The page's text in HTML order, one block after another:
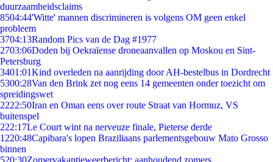
duurzaamheidsclaims
8504:44'Witte' mannen discrimineren is volgens OM geen enkel
probleem
3704:13Random Pics van de Dag #1977
2703:06Doden bij Oekraïense droneaanvallen op Moskou en Sint-
Petersburg
3401:01Kind overleden na aanrijding door AH-bestelbus in Dordrecht
5300:28Van den Brink zet nog eens 14 gemeenten onder toezicht om
spreidingswet
2222:50Iran en Oman eens over route Straat van Hormuz, VS
buitenspel
222:17Le Court wint na nerveuze finale, Pieterse derde
1220:48Capibara's lopen Braziliaans parlementsgebouw Mato Grosso
binnen
520:30Zomervakantieweerbericht: aanhoudend zomers